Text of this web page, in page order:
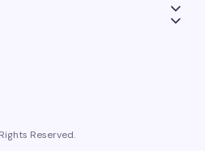
Reserved.